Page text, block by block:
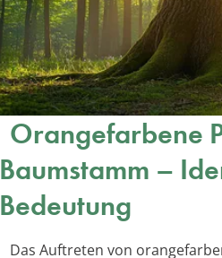
Orangefarbene
Baumstamm –
Bedeutung
Das Auftreten von